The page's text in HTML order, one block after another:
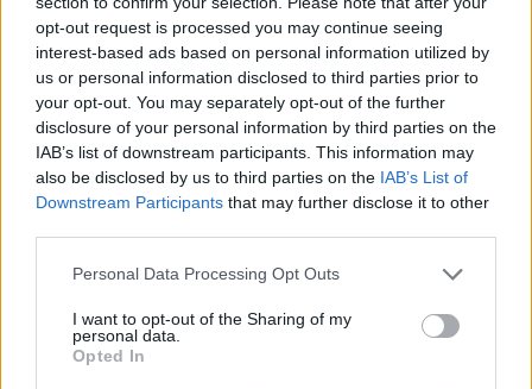
opt-out request is processed you may continue seeing
interest-based ads based on personal information utilized by
us or personal information disclosed to third parties prior to
your opt-out. You may separately opt-out of the further
disclosure of your personal information by third parties on the
IAB’s list of downstream participants. This information may
also be disclosed by us to third parties on the IAB’s List of
Downstream Participants that may further disclose it to other
Personal Data Processing Opt Outs
I want to opt-out of the Sharing of my
personal data.
Opted In
KAPCSOLÓDÓ HÍREK
A Krafton CEO-ja tudni véli, miért hasalt el
a The Callisto Protocol
The Callisto Protocol – PS5 Pro-n már 8K-
ban apríthatsz!
Alapos leépítésbe kezdett a Crytek, mi
lesz így a Crysis 4-gyel?
Napi WTF – 2024 egyik legsikeresebb
játékának fejlesztőit is leépítik